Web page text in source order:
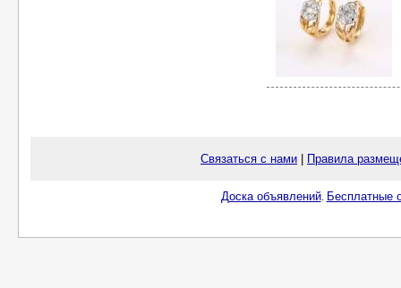
Связаться с нами Правила
Доска объявлений. Бесплатные